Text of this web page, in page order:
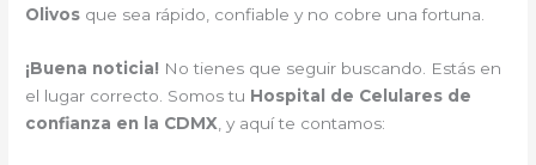
Olivos que sea rápido, confiable y no cobre una fortuna.
¡Buena noticia! No tienes que seguir buscando. Estás en
el lugar correcto. Somos tu Hospital de Celulares de
confianza en la CDMX , y aquí te contamos: